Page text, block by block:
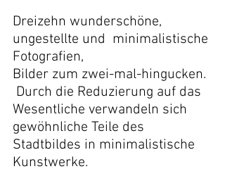
Dreizehn wunderschöne,
ungestellte und  minimalistische
Fotografien,
Bilder zum zwei-mal-hingucken.
Wesentliche verwandeln sich
gewöhnliche Teile des
Stadtbildes in minimalistische
Kunstwerke.